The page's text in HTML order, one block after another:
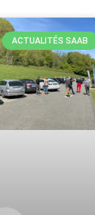
ACTUALITÉS SAAB